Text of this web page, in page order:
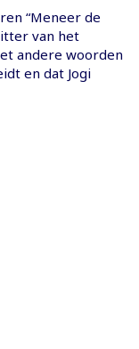
“Meneer de
van het
andere woorden
en dat Jogi